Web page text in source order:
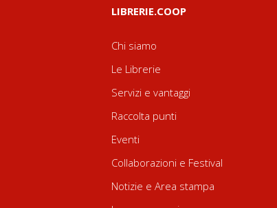
LIBRERIE.COOP
Chi siamo
Le Librerie
Servizi e vantaggi
Raccolta punti
Eventi
Collaborazioni e Festival
Notizie e Area stampa